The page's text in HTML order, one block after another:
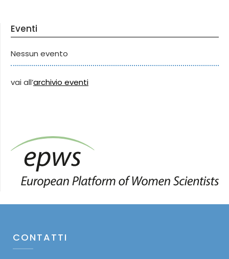
Eventi
Nessun evento
vai all’archivio eventi
CONTATTI